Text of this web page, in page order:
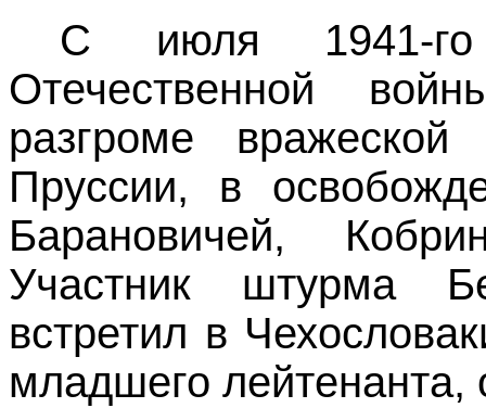
С июля 1941-
Отечественной
разгроме
Пруссии,
в
Барановичей,
Участник штурма
встретил в
младшего